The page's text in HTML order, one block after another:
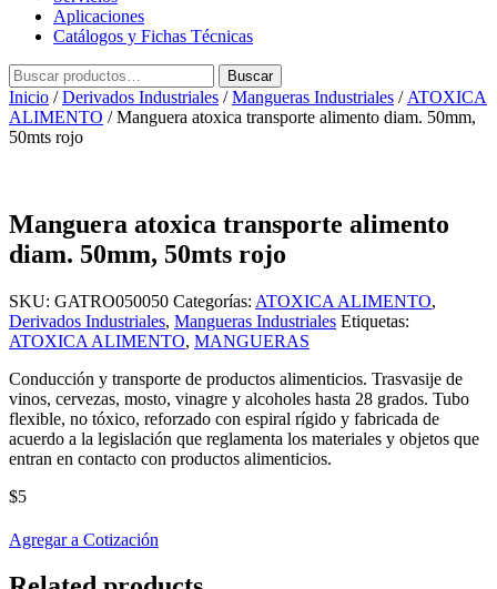
Aplicaciones
Catálogos y Fichas Técnicas
Buscar
por:
Buscar
Inicio /Derivados Industriales /Mangueras Industriales / ATOXICA
ALIMENTO / Manguera atoxica transporte alimento diam. 50mm,
50mts rojo
Manguera atoxica transporte alimento
diam. 50mm, 50mts rojo
SKU: GATRO050050 Categorías: ATOXICA ALIMENTO,
Derivados Industriales, Mangueras Industriales Etiquetas:
ATOXICA ALIMENTO, MANGUERAS
Conducción y transporte de productos alimenticios. Trasvasije de
vinos, cervezas, mosto, vinagre y alcoholes hasta 28 grados. Tubo
flexible, no tóxico, reforzado con espiral rígido y fabricada de
acuerdo a la legislación que reglamenta los materiales y objetos que
entran en contacto con productos alimenticios.
$5
Agregar a Cotización